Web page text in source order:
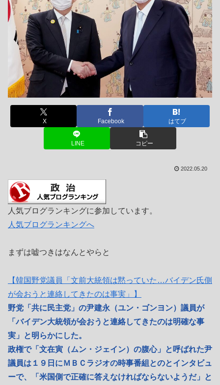
X Facebook はてブ
LINE コピー
2022.05.20
人気ブログランキングに参加しています。
人気ブログランキングへ
まずは嘘つきはなんとやらと
【韓国野党議員「文前大統領は黙っていた…バイデン氏側
が会おうと連絡してきたのは事実」】
野党「共に民主党」の尹建永（ユン・ゴンヨン）議員が
「バイデン大統領が会おうと連絡してきたのは明確な事
実」と明らかにした。
政権で「文在寅（ムン・ジェイン）の腹心」と呼ばれた尹
議員は１９日にＭＢＣラジオの時事番組とのとインタビュ
ーで、「米国側で正確に答えなければならないようだ」と